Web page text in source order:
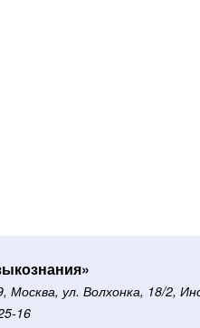
Москва, ул. Волхонка, 18/2,
16